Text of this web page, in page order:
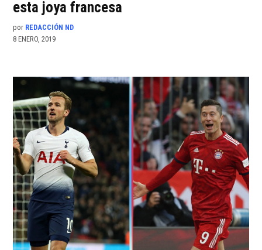
esta joya francesa
por REDACCIÓN ND
8 ENERO, 2019